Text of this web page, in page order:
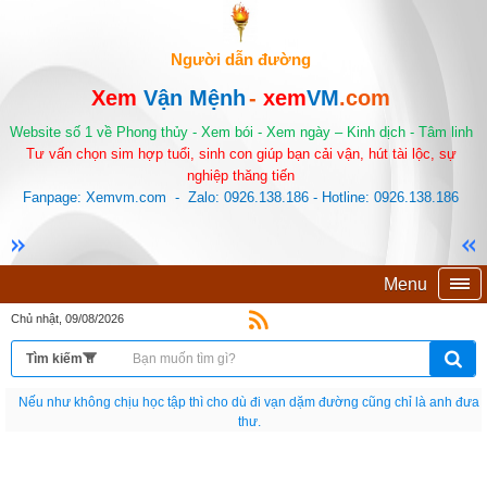
Người dẫn đường
Xem Vận Mệnh- xemVM.com
Website số 1 về Phong thủy - Xem bói - Xem ngày – Kinh dịch - Tâm linh
Tư vấn chọn sim hợp tuổi, sinh con giúp bạn cải vận, hút tài lộc, sự
nghiệp thăng tiến
Fanpage: Xemvm.com - Zalo: 0926.138.186 - Hotline: 0926.138.186
Menu
Chủ nhật, 09/08/2026
Nếu như không chịu học tập thì cho dù đi vạn dặm đường cũng chỉ là anh đưa
thư.